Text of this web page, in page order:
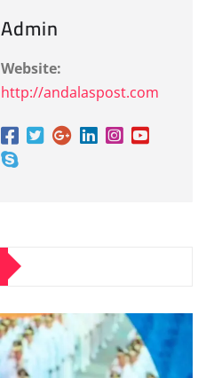
Admin
Website:
http://andalaspost.com